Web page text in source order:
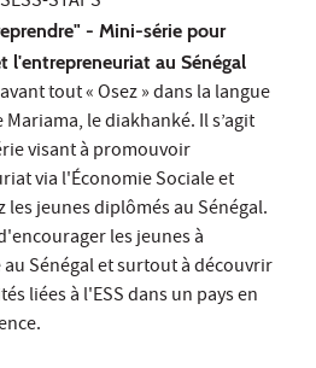
- Mini-série pour
l'entrepreneuriat au Sénégal
tout « Osez » dans la langue
le diakhanké. Il s’agit
visant à promouvoir
via l'Économie Sociale et
les jeunes diplômés au Sénégal.
les jeunes à
Sénégal et surtout à découvrir
liées à l'ESS dans un pays en